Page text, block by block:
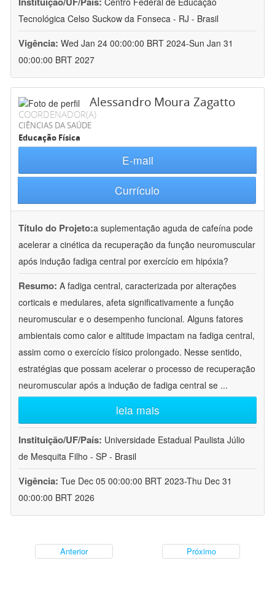
Tecnológica Celso Suckow da Fonseca - RJ - Brasil
Vigência: Wed Jan 24 00:00:00 BRT 2024-Sun Jan 31
00:00:00 BRT 2027
Alessandro Moura Zagatto
COORDENADOR(A)
CIÊNCIAS DA SAÚDE
Educação Física
E-mail
Currículo
Título do Projeto:a suplementação aguda de cafeína pode
acelerar a cinética da recuperação da função neuromuscular
após indução fadiga central por exercício em hipóxia?
Resumo: A fadiga central, caracterizada por alterações
corticais e medulares, afeta significativamente a função
neuromuscular e o desempenho funcional. Alguns fatores
ambientais como calor e altitude impactam na fadiga central,
assim como o exercício físico prolongado. Nesse sentido,
estratégias que possam acelerar o processo de recuperação
neuromuscular após a indução de fadiga central se ...
leia mais
Instituição/UF/País: Universidade Estadual Paulista Júlio
de Mesquita Filho - SP - Brasil
Vigência: Tue Dec 05 00:00:00 BRT 2023-Thu Dec 31
00:00:00 BRT 2026
Anterior Próximo